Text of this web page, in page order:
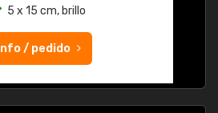
5 x 15 cm, brillo
Info / pedido